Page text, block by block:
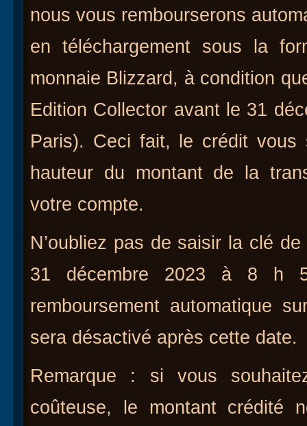
nous vous rembourserons
en téléchargement sous la
monnaie Blizzard, à condition
Edition Collector avant le 31
Paris). Ceci fait, le crédit vous
hauteur du montant de la
votre compte.
N’oubliez pas de saisir la clé
31 décembre 2023 à 8 h
remboursement automatique
sera désactivé après cette date.
Remarque : si vous
coûteuse, le montant crédité